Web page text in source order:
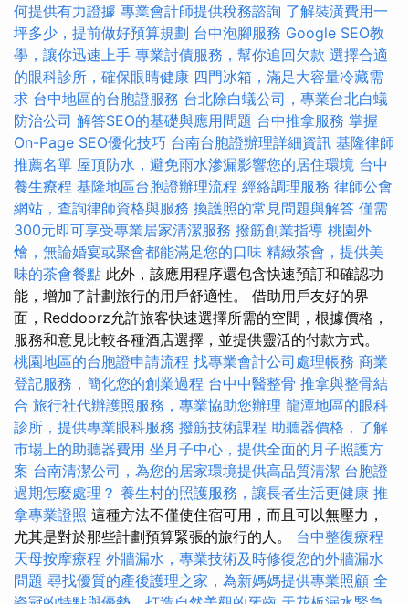
何提供有力證據 專業會計師提供稅務諮詢 了解裝潢費用一
坪多少，提前做好預算規劃 台中泡腳服務 Google SEO教
學，讓你迅速上手 專業討債服務，幫你追回欠款 選擇合適
的眼科診所，確保眼睛健康 四門冰箱，滿足大容量冷藏需
求 台中地區的台胞證服務 台北除白蟻公司，專業台北白蟻
防治公司 解答SEO的基礎與應用問題 台中推拿服務 掌握
On-Page SEO優化技巧 台南台胞證辦理詳細資訊 基隆律師
推薦名單 屋頂防水，避免雨水滲漏影響您的居住環境 台中
養生療程 基隆地區台胞證辦理流程 經絡調理服務 律師公會
網站，查詢律師資格與服務 換護照的常見問題與解答 僅需
300元即可享受專業居家清潔服務 撥筋創業指導 桃園外
燴，無論婚宴或聚會都能滿足您的口味 精緻茶會，提供美
味的茶會餐點 此外，該應用程序還包含快速預訂和確認功
能，增加了計劃旅行的用戶舒適性。 借助用戶友好的界
面，Reddoorz允許旅客快速選擇所需的空間，根據價格，
服務和意見比較各種酒店選擇，並提供靈活的付款方式。
桃園地區的台胞證申請流程 找專業會計公司處理帳務 商業
登記服務，簡化您的創業過程 台中中醫整骨 推拿與整骨結
合 旅行社代辦護照服務，專業協助您辦理 龍潭地區的眼科
診所，提供專業眼科服務 撥筋技術課程 助聽器價格，了解
市場上的助聽器費用 坐月子中心，提供全面的月子照護方
案 台南清潔公司，為您的居家環境提供高品質清潔 台胞證
過期怎麼處理？ 養生村的照護服務，讓長者生活更健康 推
拿專業證照 這種方法不僅使住宿可用，而且可以無壓力，
尤其是對於那些計劃預算緊張的旅行的人。 台中整復療程
天母按摩療程 外牆漏水，專業技術及時修復您的外牆漏水
問題 尋找優質的產後護理之家，為新媽媽提供專業照顧 全